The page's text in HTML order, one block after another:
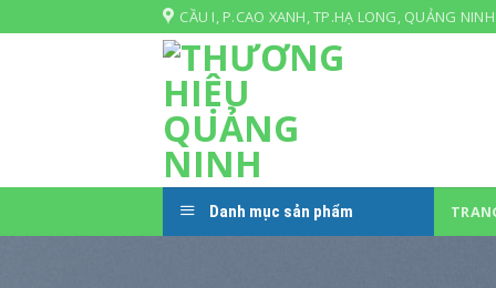
to
CẦU I, P.CAO XANH, TP.HẠ LONG, QUẢNG NINH
Danh mục sản phẩm